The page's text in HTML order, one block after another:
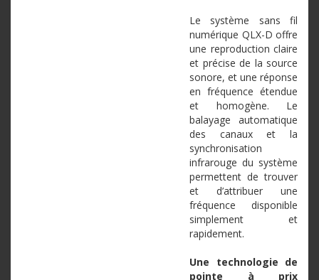
Le système sans fil
numérique QLX-D offre
une reproduction claire
et précise de la source
sonore, et une réponse
en fréquence étendue
et homogène. Le
balayage automatique
des canaux et la
synchronisation
infrarouge du système
permettent de trouver
et d’attribuer une
fréquence disponible
simplement et
rapidement.
Une technologie de
pointe à prix